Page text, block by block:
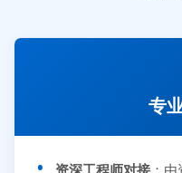
专
资深工程师对接 ：